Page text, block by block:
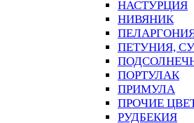
НАСТУРЦИЯ
НИВЯНИК
ПЕТУНИЯ,
ПОРТУЛАК
ПРИМУЛА
ПРОЧИЕ
РУДБЕКИЯ